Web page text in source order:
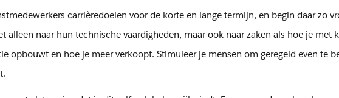
carrièredoelen voor de korte en lange termijn, en begin daar zo
alleen naar hun technische vaardigheden, maar ook naar zaken als hoe je met
opbouwt en hoe je meer verkoopt. Stimuleer je mensen om geregeld even te